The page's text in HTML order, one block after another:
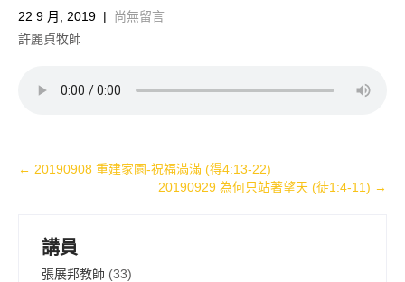
22 9 月, 2019 | 尚無留言
許麗貞牧師
Post
← 20190908 重建家園-祝福滿滿 (得4:13-22)
20190929 為何只站著望天 (徒1:4-11) →
講員
張展邦教師 (33)